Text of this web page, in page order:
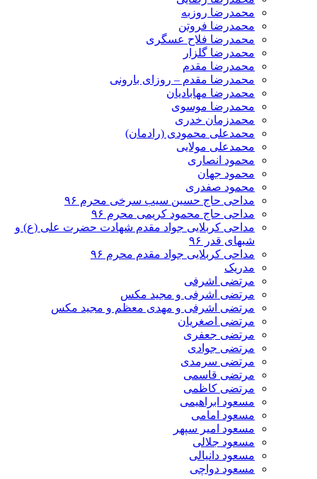
محمدرضا روزبه
محمدرضا فروتن
محمدرضا فلاح عسگری
محمدرضا گلزار
محمدرضا مقدم
محمدرضا مقدم – روزای بارونی
محمدرضا مهابادیان
محمدرضا موسوی
محمدزمان خدری
محمدعلی محمودی (رادمان)
محمدعلی مولایی
محمود انصاری
محمود جهان
محمود صفدری
مداحی حاج حسین سیب سرخی محرم ۹۶
مداحی حاج محمود کریمی محرم ۹۶
مداحی کربلایی جواد مقدم شهادت حضرت علی (ع) و
شبهای قدر ۹۶
مداحی کربلایی جواد مقدم محرم ۹۶
مدریک
مرتضی اشرفی
مرتضی اشرفی و مجید مکس
مرتضی اشرفی و مهدی معظم و مجید مکس
مرتضی اصغریان
مرتضی جعفری
مرتضی جوادی
مرتضی سرمدی
مرتضی قاسمی
مرتضی کاظمی
مسعود ابراهیمی
مسعود امامی
مسعود امیر سپهر
مسعود جلالی
مسعود دانیالی
مسعود دواچی